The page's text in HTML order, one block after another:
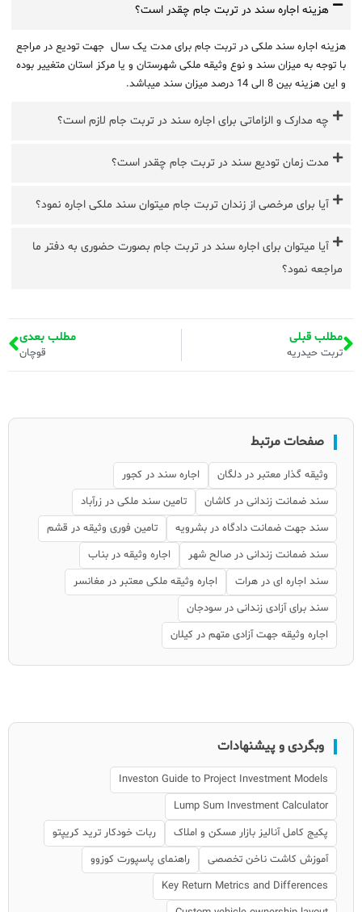
هزینه اجاره سند در تربت جام چقدر است؟
هزینه اجاره سند ملکی در تربت جام برای مدت یک سال جهت تودیع در مراجع
با توجه به میزان سند و نوع وثیقه ملکی شهرستان و یا مرکز استان متغییر بوده
و این هزینه بین 8 الی 14 درصد میزان سند میباشد.
چه مدارک و الزاماتی برای اجاره سند در تربت جام لازم است؟
مدت زمان تودیع سند در تربت جام چقدر است؟
آیا برای مرخصی از زندان تربت جام میتوان سند ملکی اجاره نمود؟
آیا میتوان برای اجاره سند در تربت جام بصورت حضوری به دفتر ما
مراجعه نمود؟
مطلب قبلی
تربت حیدریه
مطلب بعدی
قوچان
صفحات مرتبط
وثیقه گذار معتبر در دلگان
اجاره سند در کجور
سند ضمانت زندانی در کاشان
تامین سند ملکی در زرآباد
سند جهت ضمانت دادگاه در بشرویه
تامین فوری وثیقه در قشم
سند ضمانت زندانی در صالح شهر
اجاره وثیقه در بناب
سند اجاره ای در هرات
اجاره وثیقه ملکی معتبر در مغانسر
سند برای آزادی زندانی در سودجان
اجاره وثیقه جهت آزادی متهم در کیلان
وبگردی و پیشنهادات
Investon Guide to Project Investment Models
Lump Sum Investment Calculator
پکیج کامل آنالیز بازار مسکن و املاک
ربات خودکار ترید کریپتو
آموزش کاشت ناخن تخصصی
راهنمای پاسپورت کوزوو
Key Return Metrics and Differences